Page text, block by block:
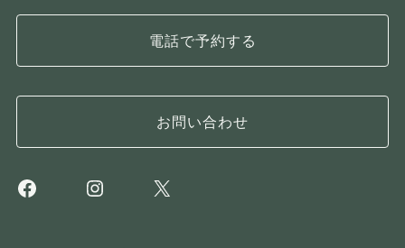
電話で予約する
お問い合わせ
FacebookInstagram
X